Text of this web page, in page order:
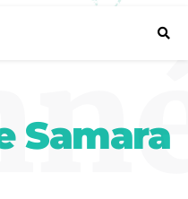
Samara